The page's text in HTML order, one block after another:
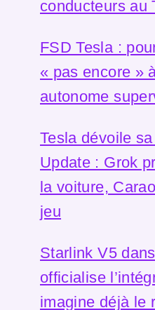
conducteurs au
FSD Tesla :
« pas encore »
autonome
Tesla dévoile
Update : Grok
la voiture,
jeu
Starlink V5
officialise
imagine déjà le